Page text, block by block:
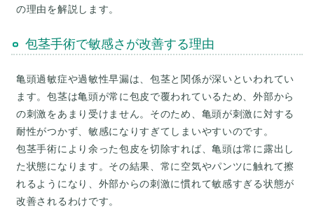
包茎手術で敏感さが改善する理由
亀頭過敏症や過敏性早漏は、包茎と関係が深いといわれてい
ます。包茎は亀頭が常に包皮で覆われているため、外部から
の刺激をあまり受けません。そのため、亀頭が刺激に対する
耐性がつかず、敏感になりすぎてしまいやすいのです。
包茎手術により余った包皮を切除すれば、亀頭は常に露出し
た状態になります。その結果、常に空気やパンツに触れて擦
れるようになり、外部からの刺激に慣れて敏感すぎる状態が